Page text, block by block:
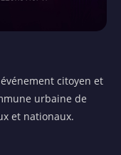
citoyen et
urbaine de
et nationaux.